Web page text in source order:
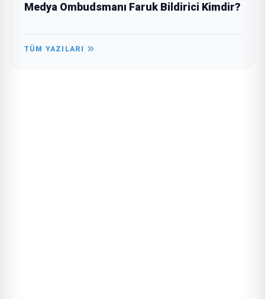
Medya Ombudsmanı Faruk Bildirici Kimdir?
TÜM YAZILARI